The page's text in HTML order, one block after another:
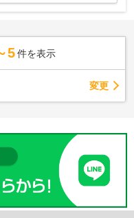
5 件を表示
変更